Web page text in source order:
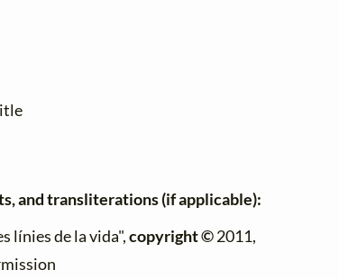
and transliterations (if applicable):
línies de la vida",copyright ©2011,